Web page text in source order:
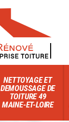
NETTOYAGE ET
DEMOUSSAGE DE
TOITURE 49
MAINE-ET-LOIRE